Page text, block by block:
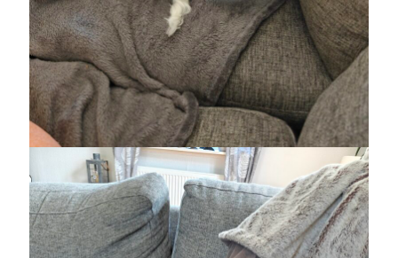
september 2024
augusti 2024
juli 2024
juni 2024
maj 2024
april 2024
mars 2024
februari 2024
januari 2024
december 2023
november 2023
oktober 2023